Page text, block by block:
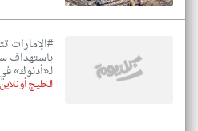
#الإمارات
باستهداف
لـ«أدنوك»
الخليج أونلاين